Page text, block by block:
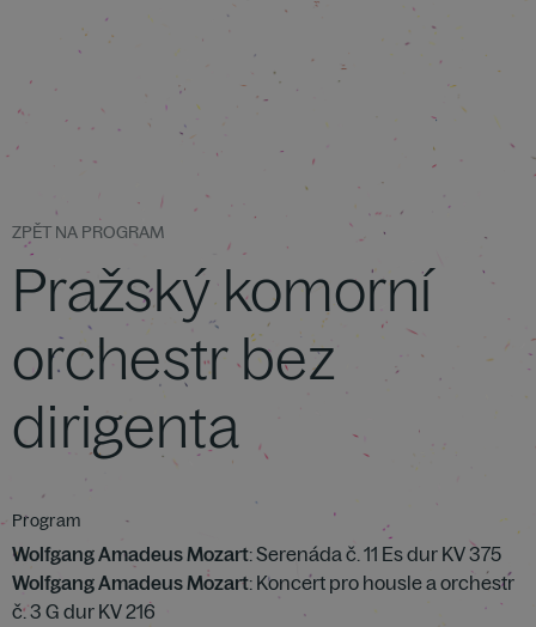
ZPĚT NA PROGRAM
Pražský komorní
orchestr bez
dirigenta
Program
Wolfgang Amadeus Mozart: Serenáda č. 11 Es dur KV 375
Wolfgang Amadeus Mozart: Koncert pro housle a orchestr
č. 3 G dur KV 216